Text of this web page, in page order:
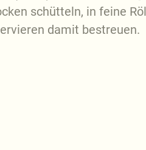
schütteln, in feine
damit bestreuen.